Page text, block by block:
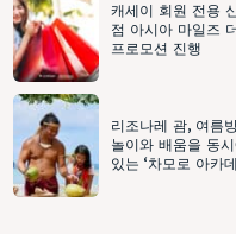
캐세이 회원 전용
점 아시아 마일즈
프로모션 진행
리조나레 괌, 여름
놀이와 배움을 동
있는 ‘차모로 아카